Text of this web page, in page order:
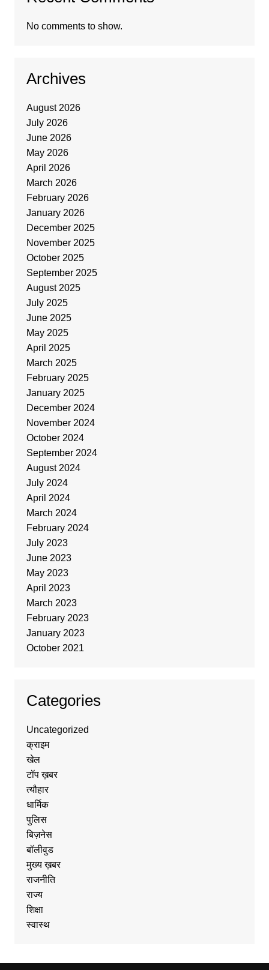
No comments to show.
Archives
August 2026
July 2026
June 2026
May 2026
April 2026
March 2026
February 2026
January 2026
December 2025
November 2025
October 2025
September 2025
August 2025
July 2025
June 2025
May 2025
April 2025
March 2025
February 2025
January 2025
December 2024
November 2024
October 2024
September 2024
August 2024
July 2024
April 2024
March 2024
February 2024
July 2023
June 2023
May 2023
April 2023
March 2023
February 2023
January 2023
October 2021
Categories
Uncategorized
क्राइम
खेल
टॉप ख़बर
त्यौहार
धार्मिक
पुलिस
बिज़नेस
बॉलीवुड
मुख्य ख़बर
राजनीति
राज्य
शिक्षा
स्वास्थ